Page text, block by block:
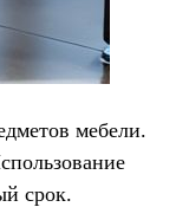
мебели.
срок.